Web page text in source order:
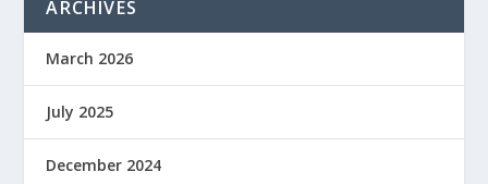
ARCHIVES
March 2026
July 2025
December 2024